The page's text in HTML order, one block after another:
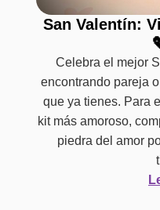
San Valentín:
Celebra el mejor
encontrando pareja
que ya tienes. Para
kit más amoroso,
piedra del amor